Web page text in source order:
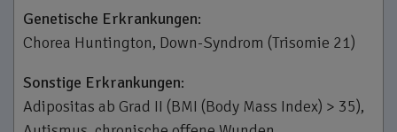
Genetische Erkrankungen:
Chorea Huntington, Down­-Syndrom (Trisomie 21)
Sonstige Erkrankungen:
Adipositas ab Grad II (BMI (Body Mass Index) > 35),